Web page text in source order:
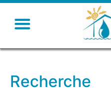
Recherche